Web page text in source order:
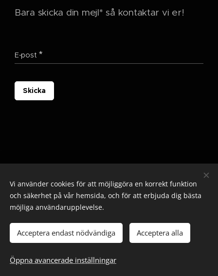
Lägg i kundvagnen
Bara skicka din mejl* så kontaktar vi er!
E-post
Skicka
© 2025 Alla rättigheter reserverade
Cookies
Vi använder cookies för att möjliggöra en korrekt funktion
och säkerhet på vår hemsida, och för att erbjuda dig bästa
möjliga användarupplevelse.
Acceptera endast nödvändiga Acceptera alla
Öppna avancerade inställningar